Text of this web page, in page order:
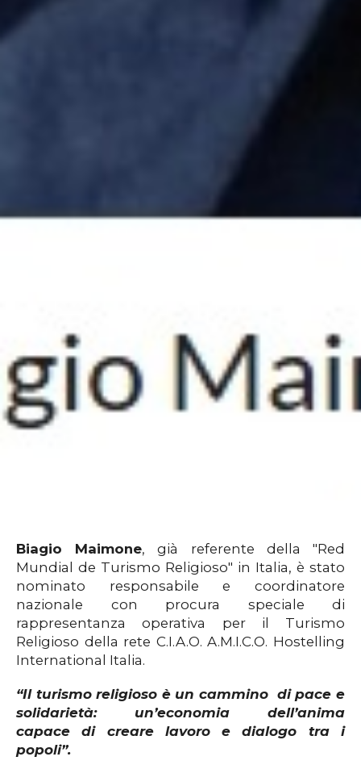
Biagio Maimone,già referente della "Red
Mundial de Turismo Religioso" in Italia, è stato
nominato responsabile e coordinatore
nazionale con procura speciale di
rappresentanza operativa per il Turismo
Religioso della rete C.I.A.O. A.M.I.C.O. Hostelling
International Italia.
“Il turismo religioso è un cammino di pacee
solidarietà: un’economia dell’anima
capacedi creare lavoro e dialogo tra i
popoli”.